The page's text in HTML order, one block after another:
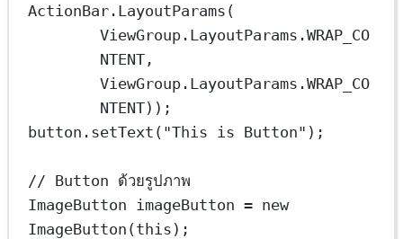
ActionBar. LayoutParams (
ViewGroup.LayoutParams.WRAP_CO
NTENT,
ViewGroup.LayoutParams.WRAP_CO
NTENT));
button. setText ( "This is Button" );
// Button ด้วยรูปภาพ
ImageButton
imageButton = new
ImageButton (this );